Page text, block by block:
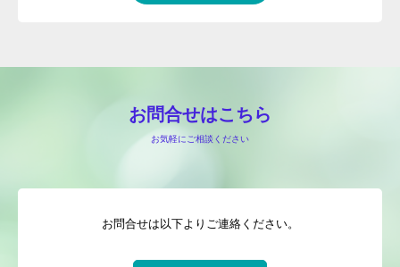
お問合せはこちら
お気軽にご相談ください
お問合せは以下よりご連絡ください。